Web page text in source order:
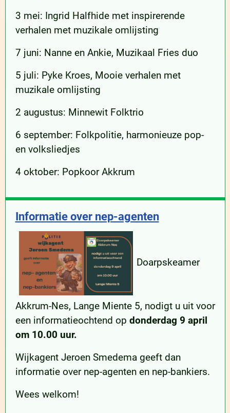
3 mei: Ingrid Halfhide met inspirerende
verhalen met muzikale omlijsting
7 juni: Nanne en Ankie, Muzikaal Fries duo
5 juli: Pyke Kroes, Mooie verhalen met
muzikale omlijsting
2 augustus: Minnewit Folktrio
6 september: Folkpolitie, harmonieuze pop-
en volksliedjes
4 oktober: Popkoor Akkrum
Informatie over nep-agenten
Doarpskeamer
Akkrum-Nes, Lange Miente 5, nodigt u uit voor
een informatieochtend op donderdag 9 april
om 10.00 uur.
Wijkagent Jeroen Smedema geeft dan
informatie over nep-agenten en nep-bankiers.
Wees welkom!